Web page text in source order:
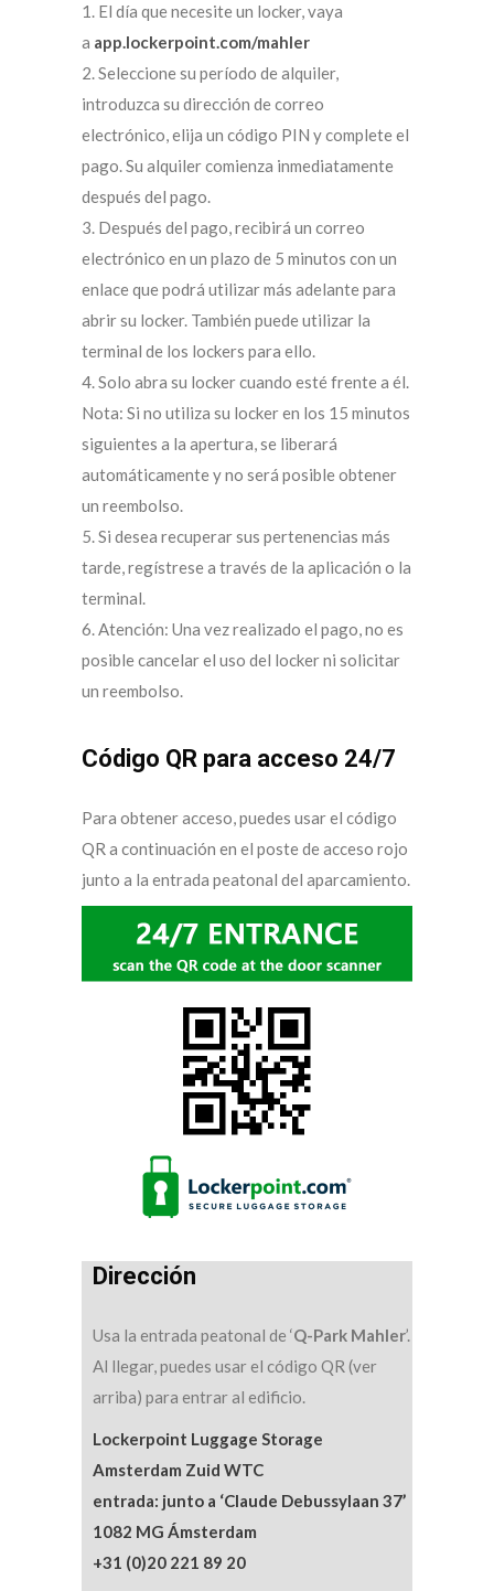
1. El día que necesite un locker, vaya
a app.lockerpoint.com/mahler
2. Seleccione su período de alquiler,
introduzca su dirección de correo
electrónico, elija un código PIN y complete el
pago. Su alquiler comienza inmediatamente
después del pago.
3. Después del pago, recibirá un correo
electrónico en un plazo de 5 minutos con un
enlace que podrá utilizar más adelante para
abrir su locker. También puede utilizar la
terminal de los lockers para ello.
4. Solo abra su locker cuando esté frente a él.
Nota: Si no utiliza su locker en los 15 minutos
siguientes a la apertura, se liberará
automáticamente y no será posible obtener
un reembolso.
5. Si desea recuperar sus pertenencias más
tarde, regístrese a través de la aplicación o la
terminal.
6. Atención: Una vez realizado el pago, no es
posible cancelar el uso del locker ni solicitar
un reembolso.
Código QR para acceso 24/7
Para obtener acceso, puedes usar el código
QR a continuación en el poste de acceso rojo
junto a la entrada peatonal del aparcamiento.
Dirección
Usa la entrada peatonal de ‘Q-Park Mahler’.
Al llegar, puedes usar el código QR (ver
arriba) para entrar al edificio.
Lockerpoint Luggage Storage
Amsterdam Zuid WTC
entrada: junto a ‘Claude Debussylaan 37’
1082 MG Ámsterdam
+31 (0)20 221 89 20